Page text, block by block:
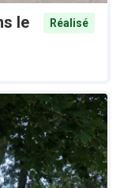
le
Réalisé